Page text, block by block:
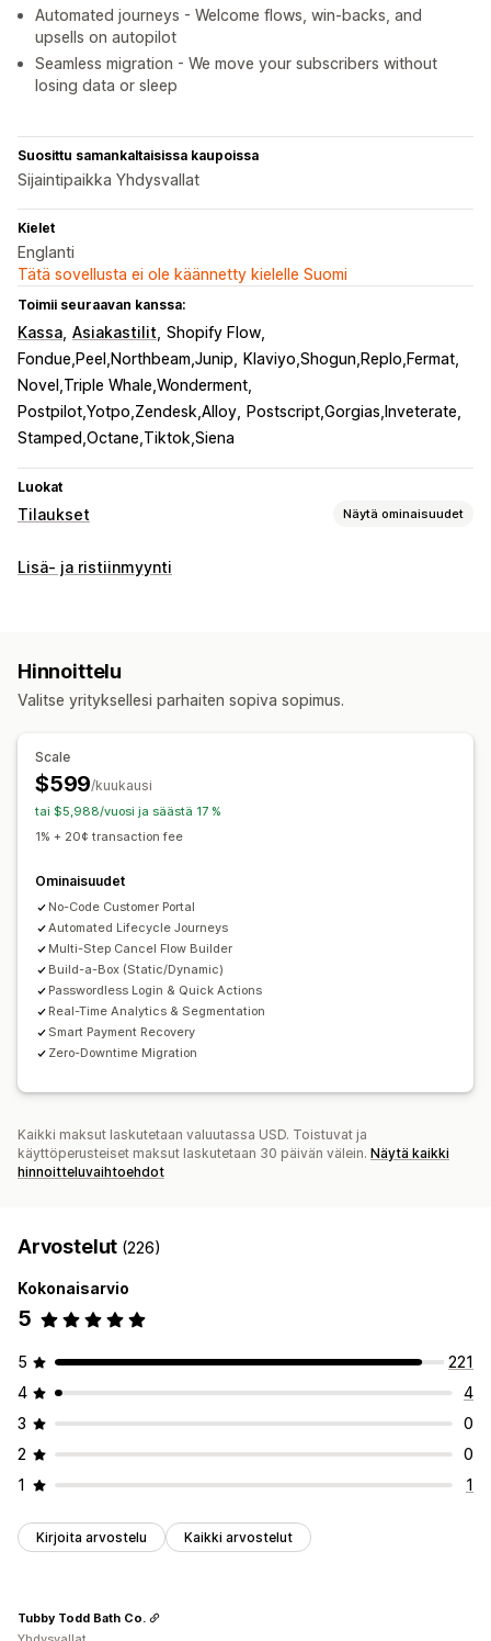
Automated journeys - Welcome flows, win-backs, and
upsells on autopilot
Seamless migration - We move your subscribers without
losing data or sleep
Suosittu samankaltaisissa kaupoissa
Sijaintipaikka Yhdysvallat
Kielet
Englanti
Tätä sovellusta ei ole käännetty kielelle Suomi
Toimii seuraavan kanssa:
Kassa Asiakastilit Shopify Flow
Fondue,Peel,Northbeam,Junip
Klaviyo,Shogun,Replo,Fermat
Novel,Triple Whale,Wonderment
Postpilot,Yotpo,Zendesk,Alloy
Postscript,Gorgias,Inveterate
Stamped,Octane,Tiktok,Siena
Luokat
Tilaukset Näytä ominaisuudet
Toistotilaustyypit
Fyysiset tuotteet
Toistuvat maksut
Porrastettu hinnoittelu
Käyttöperusteinen hinnoittelu
Käyttäjäkohtainen hinnoittelu
Lisä- ja ristiinmyynti
Hinnoittelu
Valitse yrityksellesi parhaiten sopiva sopimus.
Scale
$599/kuukausi
tai $5,988/vuosi ja säästä 17 %
1% + 20¢ transaction fee
Ominaisuudet
No-Code Customer Portal
Automated Lifecycle Journeys
Multi-Step Cancel Flow Builder
Build-a-Box (Static/Dynamic)
Passwordless Login & Quick Actions
Real-Time Analytics & Segmentation
Smart Payment Recovery
Zero-Downtime Migration
Kaikki maksut laskutetaan valuutassa USD. Toistuvat ja
käyttöperusteiset maksut laskutetaan 30 päivän välein. Näytä kaikki
hinnoitteluvaihtoehdot
Arvostelut (226)
Kokonaisarvio
5
5
221
4
4
3
0
2
0
1
1
Kirjoita arvostelu Kaikki arvostelut
Tubby Todd Bath Co.